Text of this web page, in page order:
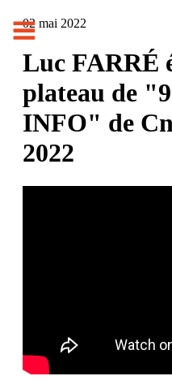
02 mai 2022
Luc FARRÉ
plateau de
INFO" de
2022